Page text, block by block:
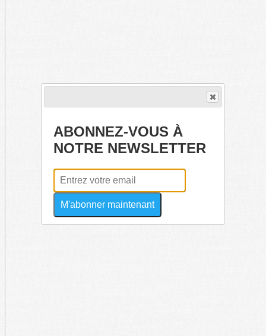
ABONNEZ-VOUS À
NOTRE NEWSLETTER
M'abonner maintenant